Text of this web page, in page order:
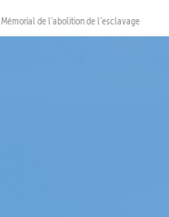
Mémorial de l’abolition de l’esclavage